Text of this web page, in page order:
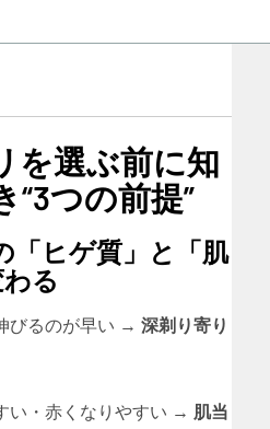
を選ぶ前に知
“3つの前提”
「ヒゲ質」と「肌
る
びるのが早い → 深剃り寄り
い・赤くなりやすい → 肌当